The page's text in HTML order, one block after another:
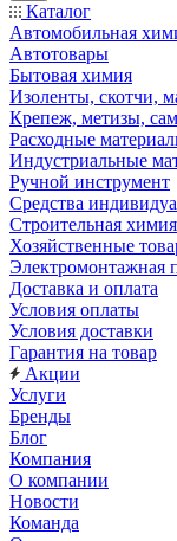
Каталог
Автомобильная
Автотовары
Бытовая химия
Изоленты, скотчи,
Крепеж, метизы,
Расходные
Индустриальные
Ручной инструмент
Средства
Строительная химия
Хозяйственные
Электромонтажная
Доставка и оплата
Условия оплаты
Условия доставки
Гарантия на товар
Акции
Услуги
Бренды
Блог
Компания
О компании
Новости
Команда